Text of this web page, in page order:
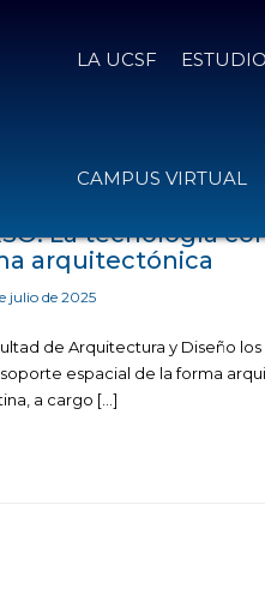
LA UCSF
CAMPUS VIRTUAL
La tecnología
arquitectónica
julio de 2025
de Arquitectura y Diseño
espacial de la forma
a cargo […]